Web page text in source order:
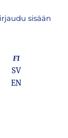
sisään
FI
SV
EN